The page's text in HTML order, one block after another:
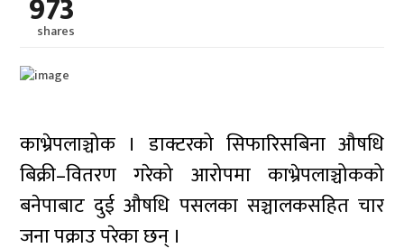
shares
काभ्रेपलाञ्चोक । डाक्टरको सिफारिसबिना औषधि
बिक्री–वितरण गरेको आरोपमा काभ्रेपलाञ्चोकको
बनेपाबाट दुई औषधि पसलका सञ्चालकसहित चार
जना पक्राउ परेका छन् ।